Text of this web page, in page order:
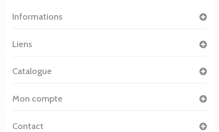
Informations
Liens
Catalogue
Mon compte
Contact